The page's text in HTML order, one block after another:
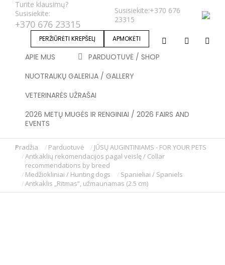
Turite klausimų?
Susisiekite:
+370 676 23315
Susisiekite:+370 676
23315
PERŽIŪRĖTI KREPŠELĮ APMOKĖTI
APIE MUS
PARDUOTUVĖ / SHOP
NUOTRAUKŲ GALERIJA / GALLERY
VETERINARĖS UŽRAŠAI
2026 METŲ MUGĖS IR RENGINIAI / 2026 FAIRS AND
EVENTS
You are here:
Pradžia Parduotuvė
JŪSŲ AUGINTINIAMS - FOR YOUR PETS
Antkaklių rekomendacijos pagal veislę / Collar
recommendations by breed
Medžiokliniai / Hunting dogs
Spanieliai / Spaniels
Antkaklis „Ritmas”, užmaunamas (2.5 cm)